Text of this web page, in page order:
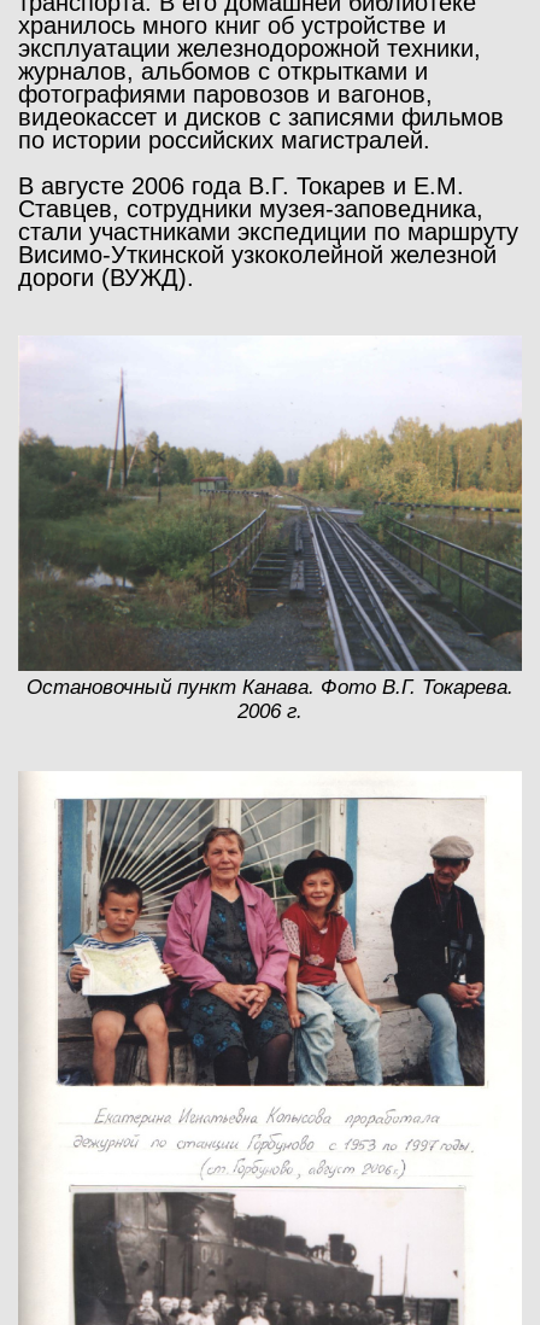
хранилось много книг об устройстве и
эксплуатации железнодорожной техники,
журналов, альбомов с открытками и
фотографиями паровозов и вагонов,
видеокассет и дисков с записями фильмов
по истории российских магистралей.
В августе 2006 года В.Г. Токарев и Е.М.
Ставцев, сотрудники музея-заповедника,
стали участниками экспедиции по маршруту
Висимо-Уткинской узкоколейной железной
дороги (ВУЖД).
Остановочный пункт Канава. Фото В.Г. Токарева.
2006 г.